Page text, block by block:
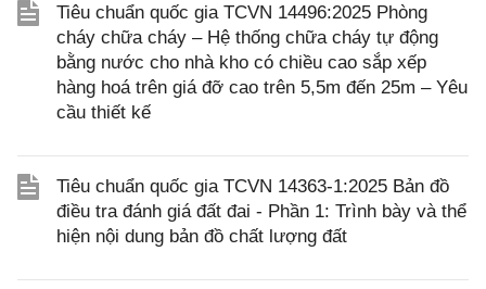
Tiêu chuẩn quốc gia TCVN 14496:2025 Phòng
cháy chữa cháy – Hệ thống chữa cháy tự động
bằng nước cho nhà kho có chiều cao sắp xếp
hàng hoá trên giá đỡ cao trên 5,5m đến 25m – Yêu
cầu thiết kế
Tiêu chuẩn quốc gia TCVN 14363-1:2025 Bản đồ
điều tra đánh giá đất đai - Phần 1: Trình bày và thể
hiện nội dung bản đồ chất lượng đất